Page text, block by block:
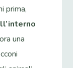
prima,
una